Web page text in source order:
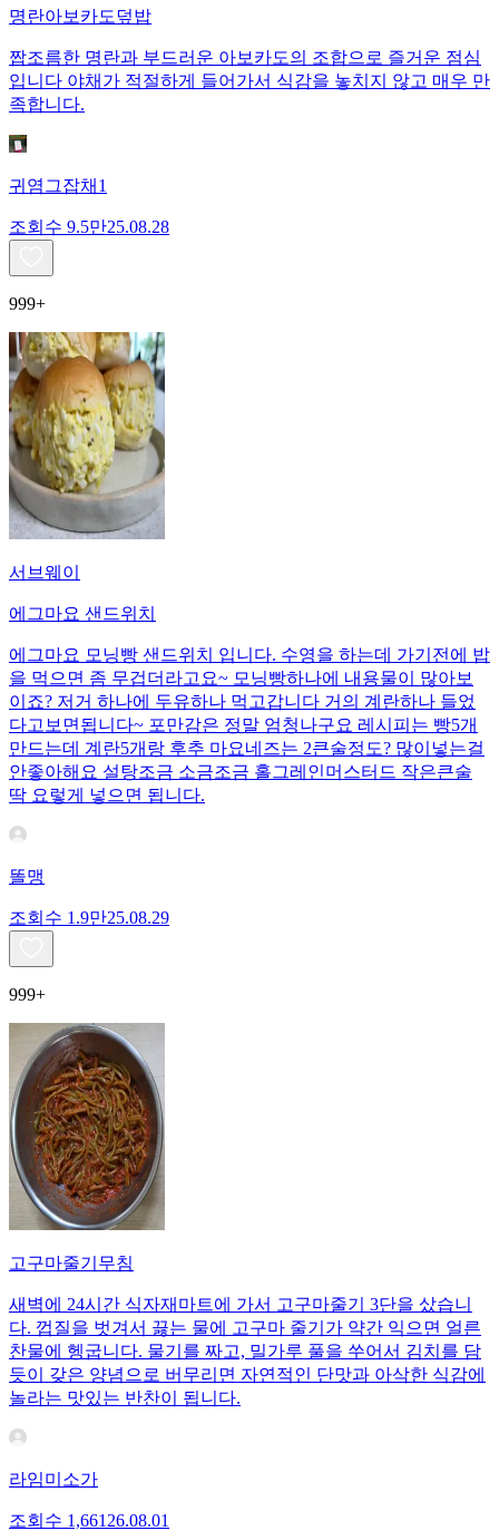
명란아보카도덮밥
짭조름한 명란과 부드러운 아보카도의 조합으로 즐거운 점심
입니다 야채가 적절하게 들어가서 식감을 놓치지 않고 매우 만
족합니다.
귀염그잡채1
조회수 9.5만25.08.28
999+
서브웨이
에그마요 샌드위치
에그마요 모닝빵 샌드위치 입니다. 수영을 하는데 가기전에 밥
을 먹으면 좀 무겁더라고요~ 모닝빵하나에 내용물이 많아보
이죠? 저거 하나에 두유하나 먹고갑니다 거의 계란하나 들었
다고보면됩니다~ 포만감은 정말 엄청나구요 레시피는 빵5개
만드는데 계란5개랑 후추 마요네즈는 2큰술정도? 많이넣는걸
안좋아해요 설탕조금 소금조금 홀그레인머스터드 작은큰술
딱 요렇게 넣으면 됩니다.
똘맹
조회수 1.9만25.08.29
999+
고구마줄기무침
새벽에 24시간 식자재마트에 가서 고구마줄기 3단을 샀습니
다. 껍질을 벗겨서 끓는 물에 고구마 줄기가 약간 익으면 얼른
찬물에 헹굽니다. 물기를 짜고, 밀가루 풀을 쑤어서 김치를 담
듯이 갖은 양념으로 버무리면 자연적인 단맛과 아삭한 식감에
놀라는 맛있는 반찬이 됩니다.
라임미소가
조회수 1,661 26.08.01